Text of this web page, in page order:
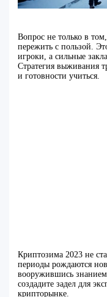
Вопрос не только в
пережить с пользой.
игроки, а сильные
Стратегия выживания
и готовности учиться.
Криптозима 2023 не
периоды рождаются
вооружившись
создадите задел для
крипторынке.